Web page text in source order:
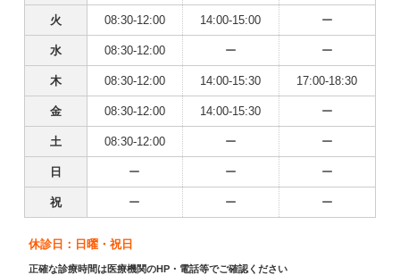
火 08:30-12:00 14:00-15:00 ー
水 08:30-12:00 ー ー
木 08:30-12:00 14:00-15:30 17:00-18:30
金 08:30-12:00 14:00-15:30 ー
土 08:30-12:00 ー ー
日 ー ー ー
祝 ー ー ー
休診日：日曜・祝日
正確な診療時間は医療機関のHP・電話等でご確認ください